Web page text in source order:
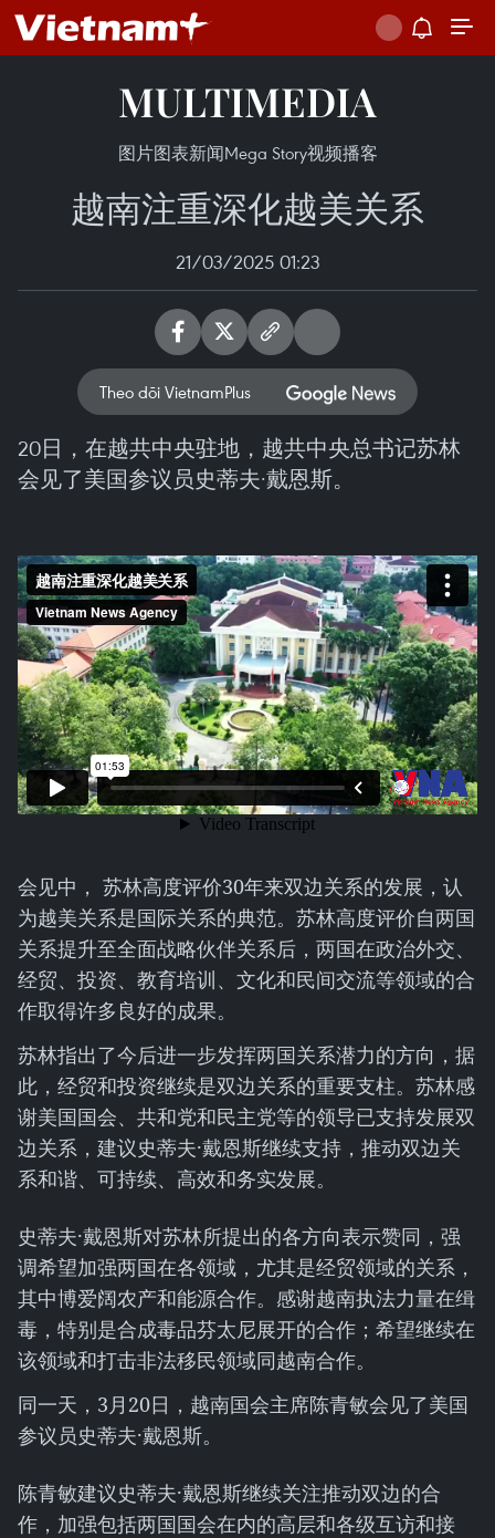
MULTIMEDIA
图片图表新闻Mega Story视频播客
越南注重深化越美关系
21/03/2025 01:23
Theo dõi VietnamPlus
20日，在越共中央驻地，越共中央总书记苏林
会见了美国参议员史蒂夫·戴恩斯。
会见中， 苏林高度评价30年来双边关系的发展，认
为越美关系是国际关系的典范。苏林高度评价自两国
关系提升至全面战略伙伴关系后，两国在政治外交、
经贸、投资、教育培训、文化和民间交流等领域的合
作取得许多良好的成果。
苏林指出了今后进一步发挥两国关系潜力的方向，据
此，经贸和投资继续是双边关系的重要支柱。苏林感
谢美国国会、共和党和民主党等的领导已支持发展双
边关系，建议史蒂夫·戴恩斯继续支持，推动双边关
系和谐、可持续、高效和务实发展。
史蒂夫·戴恩斯对苏林所提出的各方向表示赞同，强
调希望加强两国在各领域，尤其是经贸领域的关系，
其中博爱阔农产和能源合作。感谢越南执法力量在缉
毒，特别是合成毒品芬太尼展开的合作；希望继续在
该领域和打击非法移民领域同越南合作。
同一天，3月20日，越南国会主席陈青敏会见了美国
参议员史蒂夫·戴恩斯。
陈青敏建议史蒂夫·戴恩斯继续关注推动双边的合
作，加强包括两国国会在内的高层和各级互访和接